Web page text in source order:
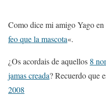
Como dice mi amigo Yago
feo que la mascota«.
¿Os acordais de aquellos 8
jamas creada? Recuerdo que
2008